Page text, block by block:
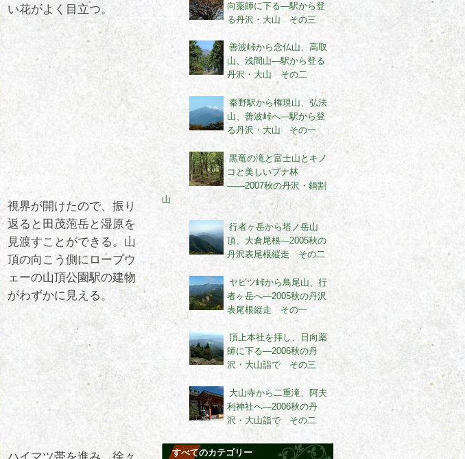
い花がよく目立つ。
視界が開けたので、振り
返ると田茂萢岳と湿原を
見渡すことができる。山
頂の向こう側にロープウ
ェーの山頂公園駅の建物
がわずかに見える。
向薬師に下る―駅から登
る丹沢・大山 その三
善波峠から念仏山、高取
山、浅間山―駅から登る
丹沢・大山 その二
秦野駅から権現山、弘法
山、善波峠へ―駅から登
る丹沢・大山 その一
黒竜の滝と富士山とキノ
コと美しいブナ林
――2007秋の丹沢・鍋割
山
行者ヶ岳から塔ノ岳山
頂、大倉尾根―2005秋の
丹沢表尾根縦走 その二
ヤビツ峠から鳥尾山、行
者ヶ岳へ―2005秋の丹沢
表尾根縦走 その一
頂上本社を拝し、日向薬
師に下る―2006秋の丹
沢・大山詣で その三
大山寺から二重滝、阿夫
利神社へ―2006秋の丹
沢・大山詣で その二
すべてのカテゴリー